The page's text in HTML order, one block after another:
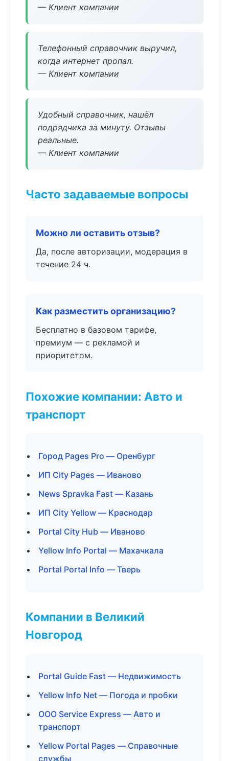
— Клиент компании
Телефонный справочник выручил,
когда интернет пропал.
— Клиент компании
Удобный справочник, нашёл
подрядчика за минуту. Отзывы
реальные.
— Клиент компании
Часто задаваемые вопросы
Можно ли оставить отзыв?
Да, после авторизации, модерация в
течение 24 ч.
Как разместить организацию?
Бесплатно в базовом тарифе,
премиум — с рекламой и
приоритетом.
Похожие компании: Авто и
транспорт
Город Pages Pro — Оренбург
ИП City Pages — Иваново
News Spravka Fast — Казань
ИП City Yellow — Краснодар
Portal City Hub — Иваново
Yellow Info Portal — Махачкала
Portal Portal Info — Тверь
Компании в Великий
Новгород
Portal Guide Fast — Недвижимость
Yellow Info Net — Погода и пробки
ООО Service Express — Авто и
транспорт
Yellow Portal Pages — Справочные
службы